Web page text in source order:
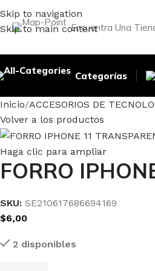
Skip to navigation
Skip to main contentEncuentra Una
Categorías
Inicio ACCESORIOS DE
Volver a los productos
Haga clic para ampliar
FORRO
SKU: SE210617686694169
$6,00
2 disponibles